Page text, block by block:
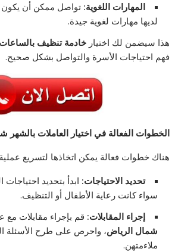
المهارات اللغوية: تواصل ممكن أن يكون
لديها مهارات لغوية جيدة.
هذا سيضمن لك اختيارخادمة تنظيف
فهم احتياجات الأسرة والتواصل بشكل صحيح.
الخطوات الفعالة في اختيار العاملات بالشهر
هناك خطوات فعالة يمكن اتخاذها لتسريع عملية
تحديد الاحتياجات: ابدأ بتحديد
سواء كانت رعاية الأطفال أو التنظيف.
إجراء المقابلات: قم بإجراء مقابلات مع
شمال الرياض، واحرص على طرح الأسئلة
ملاءمتهن.